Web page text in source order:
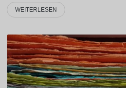
WEITERLESEN